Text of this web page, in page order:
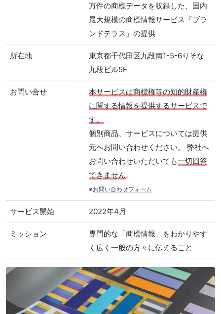
万件の商標データを収録した、国内
最大規模の商標情報サービス『ブラ
ンドテラス』の提供
所在地
東京都千代田区九段南1-5-6りそな
九段ビル5F
お問い合せ
本サービスは商標権等の知的財産権
に関する情報を提供するサービスで
す。
個別商品、サービスについては提供
元へお問い合わせください。 弊社へ
お問い合わせいただいても一切回答
できません。
※お問い合わせフォーム
サービス開始 2022年4月
ミッション
専門的な「商標情報」をわかりやす
く広く一般の方々に伝えること